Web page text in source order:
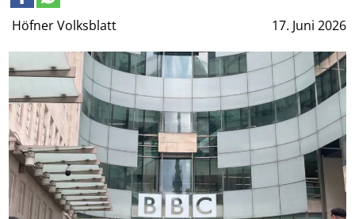
Höfner Volksblatt 17. Juni 2026